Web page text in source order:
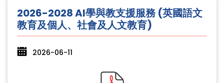
2026-2028 AI學與教支援服務 (英國語文
教育及個人、社會及人文教育)
2026-06-11